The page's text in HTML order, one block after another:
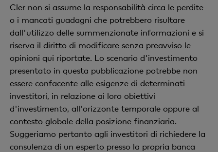
Cler non si assume la responsabilità circa le perdite
o i mancati guadagni che potrebbero risultare
dall'utilizzo delle summenzionate informazioni e si
riserva il diritto di modificare senza preavviso le
opinioni qui riportate. Lo scenario d'investimento
presentato in questa pubblicazione potrebbe non
essere confacente alle esigenze di determinati
investitori, in relazione ai loro obiettivi
d'investimento, all'orizzonte temporale oppure al
contesto globale della posizione finanziaria.
Suggeriamo pertanto agli investitori di richiedere la
consulenza di un esperto presso la propria banca